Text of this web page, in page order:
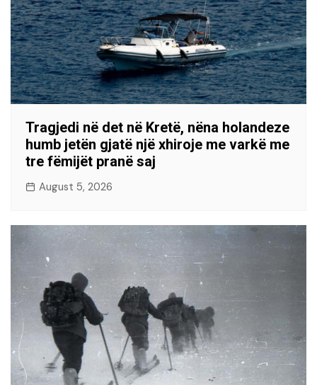
Tragjedi në det në Kretë, nëna holandeze
humb jetën gjatë një xhiroje me varkë me
tre fëmijët pranë saj
August 5, 2026